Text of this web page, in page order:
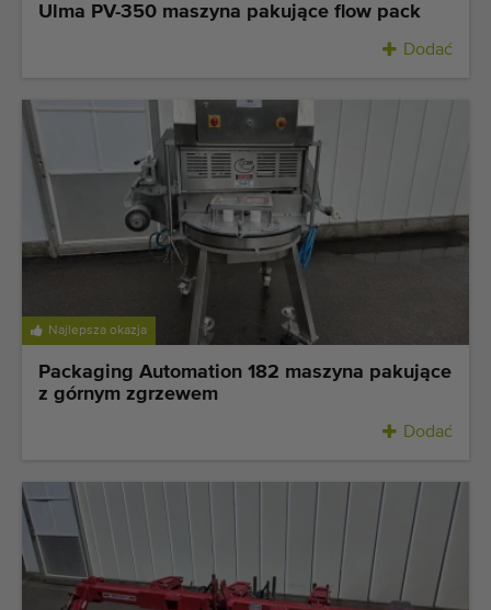
Ulma PV-350 maszyna pakujące flow pack
Dodać
Najlepsza okazja
Packaging Automation 182 maszyna pakujące
z górnym zgrzewem
Dodać